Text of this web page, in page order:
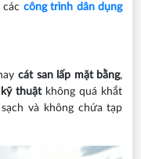
công trình dân dụng
cát san lấp mặt bằng,
thuật không quá khắt
và không chứa tạp